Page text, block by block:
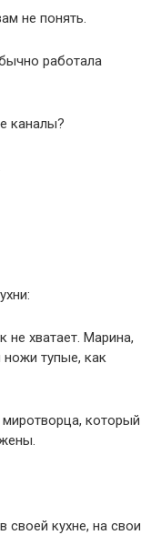
не понять.
работала
каналы?
не хватает. Марина,
ножи тупые, как
который
кухне, на свои